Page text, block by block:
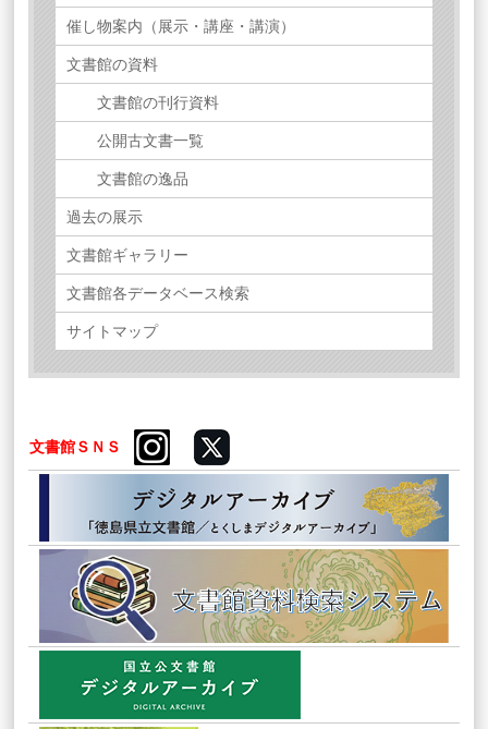
催し物案内（展示・講座・講演）
文書館の資料
文書館の刊行資料
公開古文書一覧
文書館の逸品
過去の展示
文書館ギャラリー
文書館各データベース検索
サイトマップ
文書館ＳＮＳ